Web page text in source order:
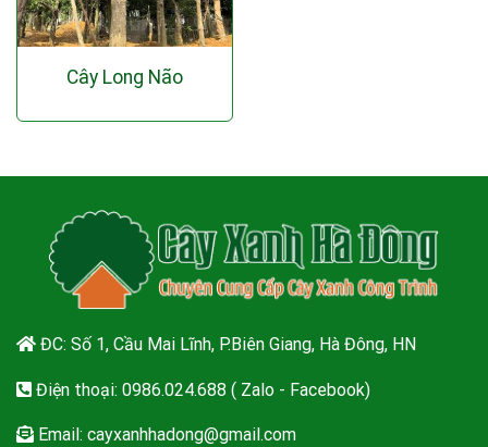
Cây Long Não
ĐC: Số 1, Cầu Mai Lĩnh, P.Biên Giang, Hà Đông, HN
Điện thoại: 0986.024.688 ( Zalo - Facebook)
Email: cayxanhhadong@gmail.com